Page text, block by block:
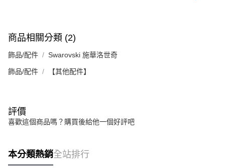
商品相關分類 (2)
飾品/配件 Swarovski 施華洛世奇
飾品/配件 【其他配件】
評價
喜歡這個商品嗎？購買後給他一個好評吧
本分類熱銷全站排行